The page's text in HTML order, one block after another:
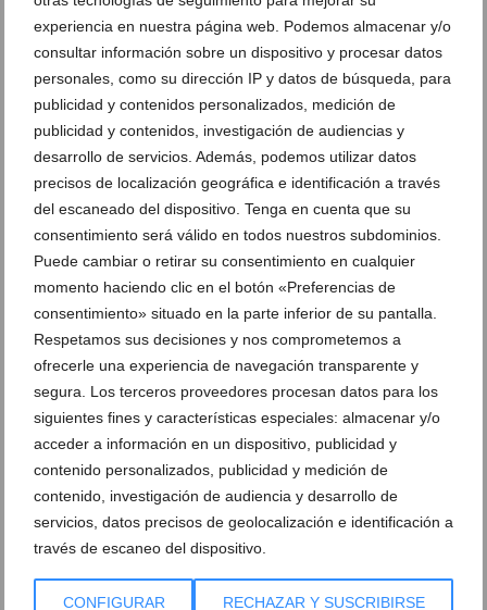
experiencia en nuestra página web. Podemos almacenar y/o
consultar información sobre un dispositivo y procesar datos
personales, como su dirección IP y datos de búsqueda, para
publicidad y contenidos personalizados, medición de
publicidad y contenidos, investigación de audiencias y
desarrollo de servicios. Además, podemos utilizar datos
precisos de localización geográfica e identificación a través
del escaneado del dispositivo. Tenga en cuenta que su
consentimiento será válido en todos nuestros subdominios.
Puede cambiar o retirar su consentimiento en cualquier
momento haciendo clic en el botón «Preferencias de
consentimiento» situado en la parte inferior de su pantalla.
Respetamos sus decisiones y nos comprometemos a
ofrecerle una experiencia de navegación transparente y
segura. Los terceros proveedores procesan datos para los
siguientes fines y características especiales: almacenar y/o
acceder a información en un dispositivo, publicidad y
contenido personalizados, publicidad y medición de
contenido, investigación de audiencia y desarrollo de
servicios, datos precisos de geolocalización e identificación a
través de escaneo del dispositivo.
CONFIGURAR RECHAZAR Y SUSCRIBIRSE
Localización
Carretera de Les Marines, Urbanización Las Brisas -Abrir en Google
Ver 1 comentario
Suscríbete a la newsletter
Canal de Whatsapp
Envía tu noticia
Clasificado en: Farmacias,Salud,Farmacias de guardia Dénia
Farmacias Dénia,Las Brisas Dénia
DEJA UN COMENTARIO
clemente dice: